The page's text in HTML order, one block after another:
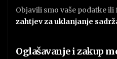
Objavili smo vaše podatke
zahtjev za uklanjanje
Oglašavanje i zakup